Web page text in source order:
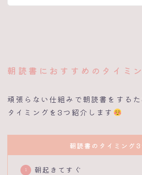
朝読書におすすめのタイミ
頑張らない仕組みで朝読書をする
タイミングを3つ紹介します
朝読書のタイミング3
朝起きてすぐ